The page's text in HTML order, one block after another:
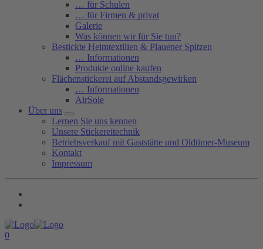
… für Schulen
… für Firmen & privat
Galerie
Was können wir für Sie tun?
Bestickte Heimtextilien & Plauener Spitzen
… Informationen
Produkte online kaufen
Flächenstickerei auf Abstandsgewirken
… Informationen
AirSole
Über uns
Lernen Sie uns kennen
Unsere Stickereitechnik
Betriebsverkauf mit Gaststätte und Oldtimer-Museum
Kontakt
Impressum
0